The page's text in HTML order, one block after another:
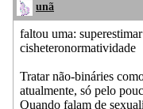
unã
faltou uma:
cisheteronormatividade
Tratar não-bináries
atualmente, só pelo
Quando falam de